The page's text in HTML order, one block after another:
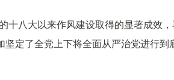
十八大以来作风建设取得的显著成效
定了全党上下将全面从严治党进行到